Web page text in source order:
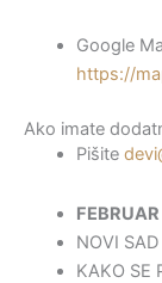
Google
https://
Ako imate
Pišite
NOVI
KAKO SE